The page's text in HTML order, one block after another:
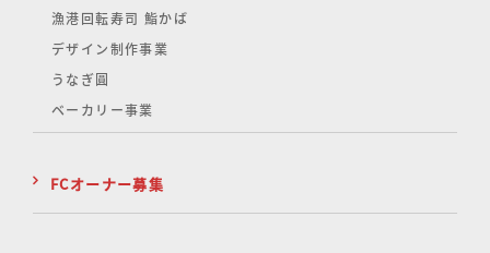
漁港回転寿司 鮨かば
デザイン制作事業
うなぎ圓
ベーカリー事業
FCオーナー募集